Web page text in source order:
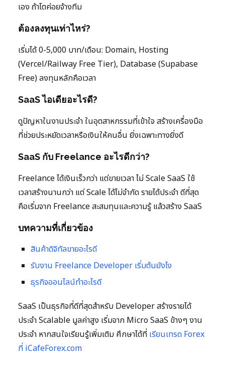
เอง ถ้าโตค่อยจ้างทีม
ต้องลงทุนเท่าไหร่?
เริ่มได้ 0-5,000 บาท/เดือน: Domain, Hosting
(Vercel/Railway Free Tier), Database (Supabase
Free) ลงทุนหลักคือเวลา
SaaS ไอเดียอะไรดี?
ดูปัญหาในงานประจำ ในอุตสาหกรรมที่เข้าใจ สร้างเครื่องมือ
ที่ช่วยประหยัดเวลาหรือเงินให้คนอื่น ยิ่งเฉพาะทางยิ่งดี
SaaS กับ Freelance อะไรดีกว่า?
Freelance ได้เงินเร็วกว่า แต่ขายเวลา ไม่ Scale SaaS ใช้
เวลาสร้างนานกว่า แต่ Scale ได้ไม่จำกัด รายได้ประจำ ดีที่สุด
คือเริ่มจาก Freelance สะสมทุนและความรู้ แล้วสร้าง SaaS
บทความที่เกี่ยวข้อง
สินค้าดิจิทัลขายอะไรดี
รับงาน Freelance Developer เริ่มต้นยังไง
ธุรกิจออนไลน์ทำอะไรดี
SaaS เป็นธุรกิจที่ดีที่สุดสำหรับ Developer สร้างรายได้
ประจำ Scalable มูลค่าสูง เริ่มจาก Micro SaaS ข้างๆ งาน
ประจำ หากสนใจเรียนรู้เพิ่มเติม ศึกษาได้ที่ เรียนเทรด Forex
ที่ iCafeForex.com